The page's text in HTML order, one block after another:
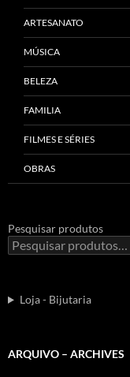
ARTESANATO
MÚSICA
BELEZA
FAMILIA
FILMES E SÉRIES
OBRAS
Pesquisar produtos
Loja - Bijutaria
ARQUIVO – ARCHIVES